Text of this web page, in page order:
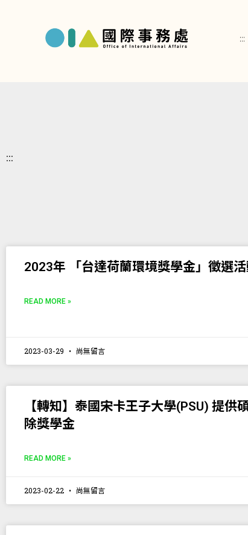
:::
:::
2023年 「台達荷蘭環境獎學金」徵選
READ MORE »
2023-03-29 尚無留言
【轉知】泰國宋卡王子大學(PSU) 提供
除獎學金
READ MORE »
2023-02-22 尚無留言